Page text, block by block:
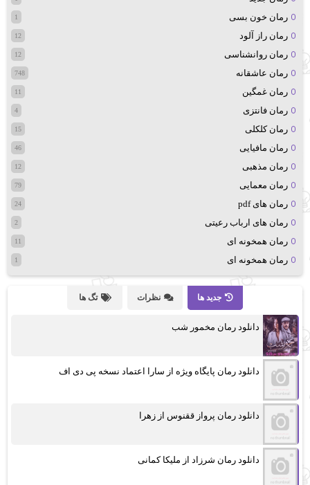
رمان خون بسی 1
رمان راز آلود 12
رمان روانشناسی 12
رمان عاشقانه 748
رمان غمگین 11
رمان فانتزی 4
رمان کلکلی 15
رمان مافیایی 46
رمان مذهبی 12
رمان معمایی 79
رمان های pdf 24
رمان های ارباب رعیتی 2
رمان همخونه ای 11
رمان همخونه ای 1
جدید ها نظرات تگ ها
دانلود رمان مخمور شب
دانلود رمان پایگاه ویژه از سارا اعتماد نسخه پی دی اف
دانلود رمان پرواز ققنوس از زهرا
دانلود رمان شرزاد از ملیکا کمانی